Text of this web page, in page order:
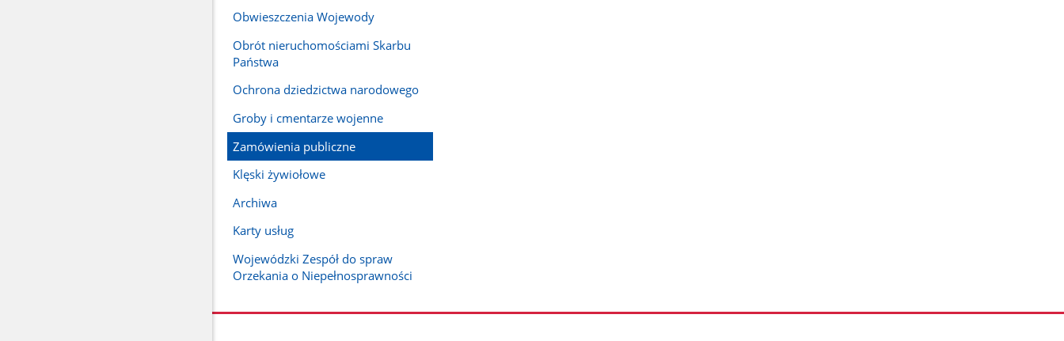
Obwieszczenia Wojewody
Obrót nieruchomościami Skarbu
Państwa
Ochrona dziedzictwa narodowego
Groby i cmentarze wojenne
Zamówienia publiczne
Klęski żywiołowe
Archiwa
Karty usług
Wojewódzki Zespół do spraw
Orzekania o Niepełnosprawności